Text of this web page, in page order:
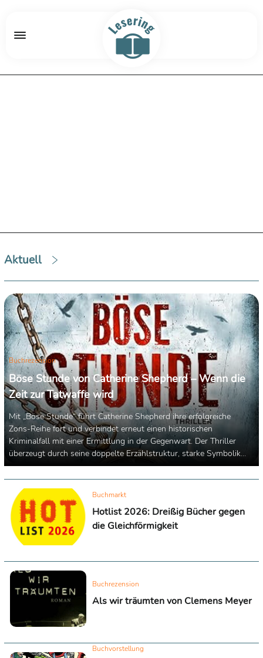
Aktuell
Buchrezension
Böse Stunde von Catherine Shepherd – Wenn die
Zeit zur Tatwaffe wird
Mit „Böse Stunde“ führt Catherine Shepherd ihre erfolgreiche
Zons-Reihe fort und verbindet erneut einen historischen
Kriminalfall mit einer Ermittlung in der Gegenwart. Der Thriller
überzeugt durch seine doppelte Erzählstruktur, starke Symbolik
und einen konsequent aufgebauten Spannungsbogen.
Buchmarkt
Hotlist 2026: Dreißig Bücher gegen
die Gleichförmigkeit
Buchrezension
Als wir träumten von Clemens Meyer
Buchvorstellung